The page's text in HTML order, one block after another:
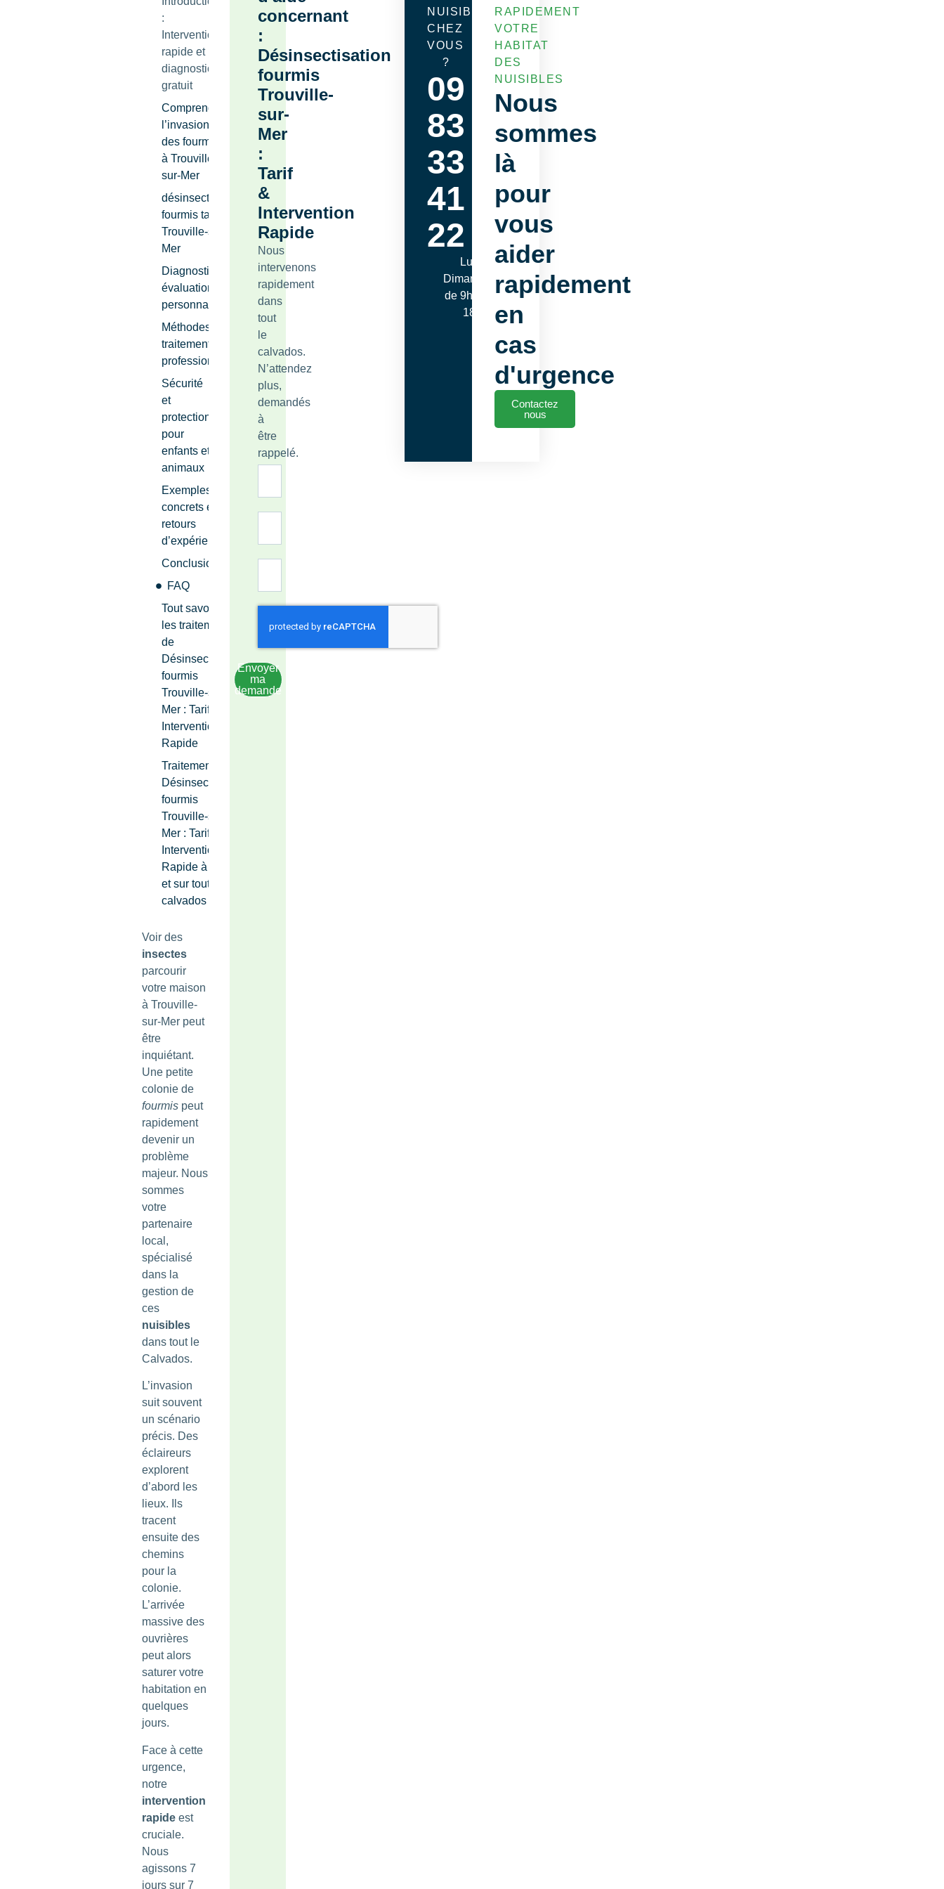
:
Intervention
rapide et
diagnostic
gratuit
Comprendre
l’invasion
des fourmis
à Trouville-
sur-Mer
désinsectisation
fourmis tarif
Trouville-sur-
Mer
Diagnostic et
évaluation
personnalisée
Méthodes et
traitements
professionnels
Sécurité
et
protection
pour
enfants et
animaux
Exemples
concrets et
retours
d’expérience
Conclusion
FAQ
Tout savoir sur
les traitements
de
Désinsectisation
fourmis
Trouville-sur-
Mer : Tarif &
Intervention
Rapide
Traitements de
Désinsectisation
fourmis
Trouville-sur-
Mer : Tarif &
Intervention
Rapide à Caen
et sur tout le
calvados
Voir des
insectes
parcourir
votre maison
à Trouville-
sur-Mer peut
être
inquiétant.
Une petite
colonie de
fourmis peut
rapidement
devenir un
problème
majeur. Nous
sommes
votre
partenaire
local,
spécialisé
dans la
gestion de
ces
nuisibles
dans tout le
Calvados.
L’invasion
suit souvent
un scénario
précis. Des
éclaireurs
explorent
d’abord les
lieux. Ils
tracent
ensuite des
chemins
pour la
colonie.
L’arrivée
massive des
ouvrières
peut alors
saturer votre
habitation en
quelques
jours.
Face à cette
urgence,
notre
intervention
rapide est
cruciale.
Nous
agissons 7
jours sur 7
concernant
:
Désinsectisation
fourmis
Trouville-
sur-
Mer
:
Tarif
&
Intervention
Rapide
Nous
intervenons
rapidement
dans
tout
le
calvados.
N’attendez
plus,
demandés
à
être
rappelé.
Envoyer
ma
demande
NUISIBLES
CHEZ
VOUS
?
09
83
33
41
22
Lundi -
Dimanche
de 9h00 à
18h00
RAPIDEMENT
VOTRE
HABITAT
DES
NUISIBLES
Nous
sommes
là
pour
vous
aider
rapidement
en
cas
d'urgence
Contactez
nous